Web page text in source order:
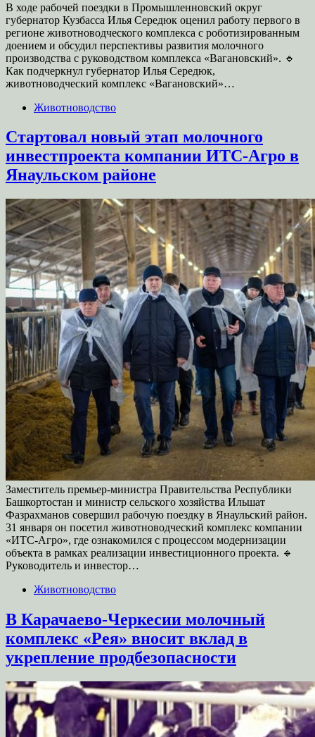
В ходе рабочей поездки в Промышленновский округ
губернатор Кузбасса Илья Середюк оценил работу первого в
регионе животноводческого комплекса с роботизированным
доением и обсудил перспективы развития молочного
производства с руководством комплекса «Вагановский». 🔹
Как подчеркнул губернатор Илья Середюк,
животноводческий комплекс «Вагановский»…
Животноводство
Стартовал новый этап молочного
инвестпроекта компании ИТС-Агро в
Янаульском районе
Заместитель премьер-министра Правительства Республики
Башкортостан и министр сельского хозяйства Ильшат
Фазрахманов совершил рабочую поездку в Янаульский район.
31 января он посетил животноводческий комплекс компании
«ИТС-Агро», где ознакомился с процессом модернизации
объекта в рамках реализации инвестиционного проекта. 🔹
Руководитель и инвестор…
Животноводство
В Карачаево-Черкесии молочный
комплекс «Рея» вносит вклад в
укрепление продбезопасности